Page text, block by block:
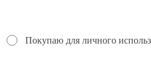
Покупаю для личного